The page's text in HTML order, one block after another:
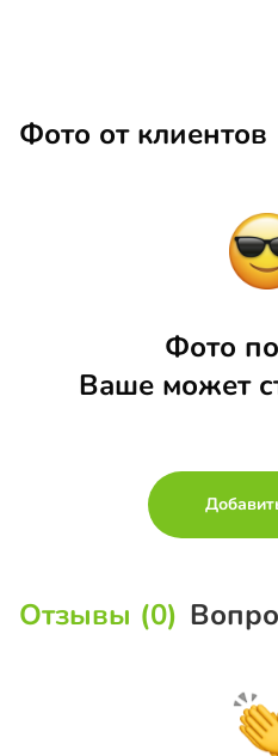
Фото от клиентов
Фото
Ваше может
Отзывы (0)